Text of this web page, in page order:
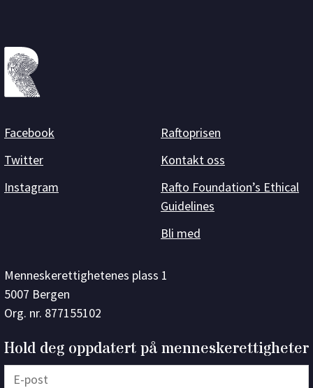
Facebook
Twitter
Instagram
Raftoprisen
Kontakt oss
Rafto Foundation’s Ethical
Guidelines
Bli med
Menneskerettighetenes plass 1
5007 Bergen
Org. nr. 877155102
Hold deg oppdatert på menneskerettigheter